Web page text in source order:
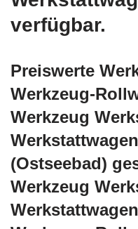
verfügbar.
Preiswerte
Werkzeug-
Werkzeug
(Ostseebad)
Werkzeug